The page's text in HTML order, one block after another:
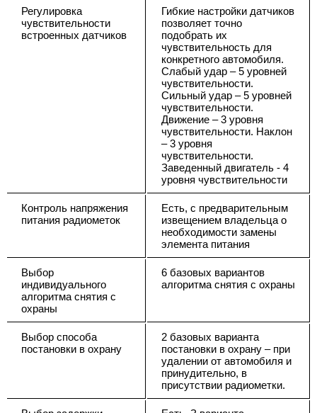
Регулировка
чувствительности
встроенных датчиков
Гибкие настройки датчиков
позволяет точно
подобрать их
чувствительность для
конкретного автомобиля.
Слабый удар – 5 уровней
чувствительности.
Сильный удар – 5 уровней
чувствительности.
Движение – 3 уровня
чувствительности. Наклон
– 3 уровня
чувствительности.
Заведенный двигатель - 4
уровня чувствительности
Контроль напряжения
питания радиометок
Есть, с предварительным
извещением владельца о
необходимости замены
элемента питания
Выбор
индивидуального
алгоритма снятия с
охраны
6 базовых вариантов
алгоритма снятия с охраны
Выбор способа
постановки в охрану
2 базовых варианта
постановки в охрану – при
удалении от автомобиля и
принудительно, в
присутствии радиометки.